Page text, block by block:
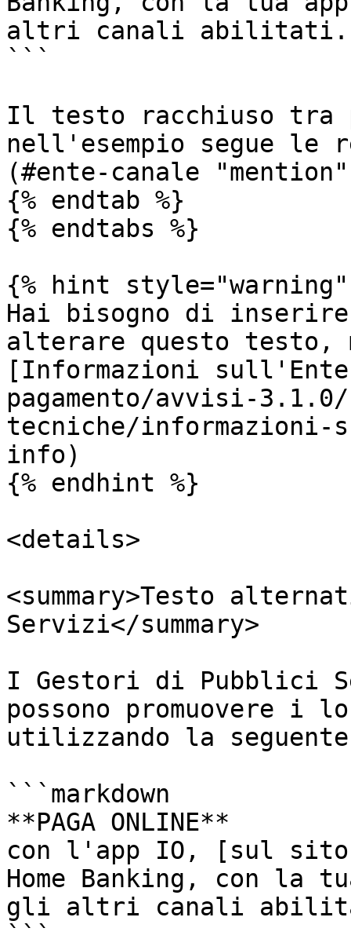
altri canali abilitati.
```
Il testo racchiuso tra
nell'esempio segue le
(#ente-canale
{% endtab %}
{% endtabs %}
{% hint style="warning"
Hai bisogno di
alterare questo testo,
[Informazioni
pagamento/avvisi-
tecniche/informazioni-
info)
{% endhint %}
<details>
<summary>Testo
Servizi</summary>
I Gestori di Pubblici
possono promuovere
utilizzando la
```markdown
**PAGA ONLINE**
con l'app IO, [sul sito
Home Banking, con la
gli altri canali
```